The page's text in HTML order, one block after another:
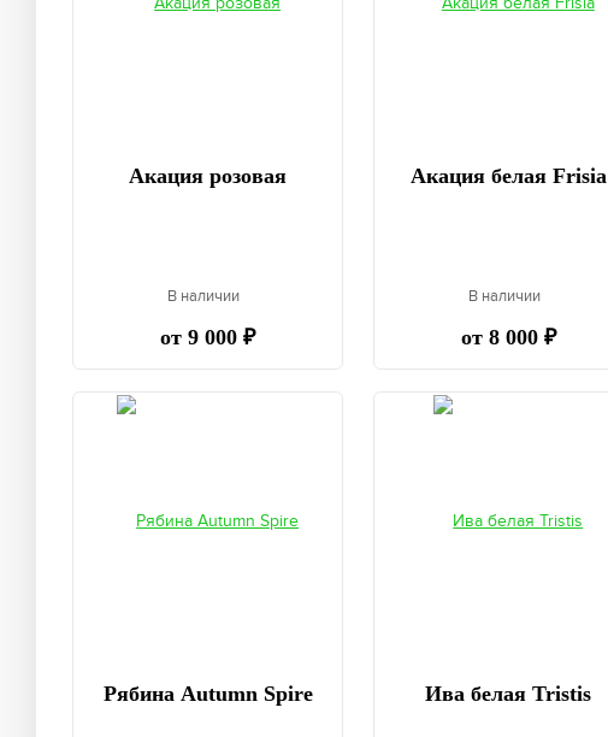
Акация розовая
В наличии
от 9 000 ₽
Акация белая Frisia
В наличии
от 8 000 ₽
Рябина Autumn Spire Ива белая Tristis